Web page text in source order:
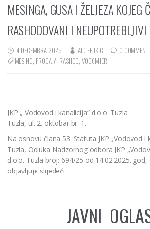
MESINGA, GUSA I ŽELJEZA KOJEG
RASHODOVANI I
4 DECEMBRA 2025 AID FEUKIC 0 COMMENT
MESING, PRODAJA, RASHOD, VODOMJERI
JKP „ Vodovod i kanalicija“ d.o.o. Tuzla
Tuzla, ul. 2. oktobar br. 1.
Na osnovu člana 53. Statuta JKP „Vodovod i
Tuzla, Odluka Nadzornog odbora JKP
d.o.o. Tuzla broj: 694/25 od 14.02.2025.
objavljuje slijedeći
JAVNI